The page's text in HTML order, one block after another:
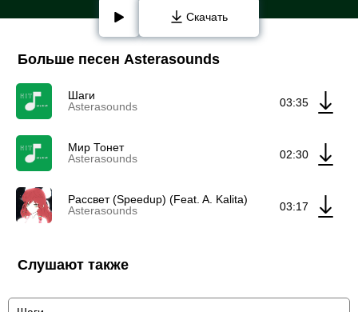
Скачать
Больше песен Asterasounds
Шаги
Asterasounds
03:35
Мир Тонет
Asterasounds
02:30
Рассвет (Speedup) (Feat. A. Kalita)
Asterasounds
03:17
Слушают также